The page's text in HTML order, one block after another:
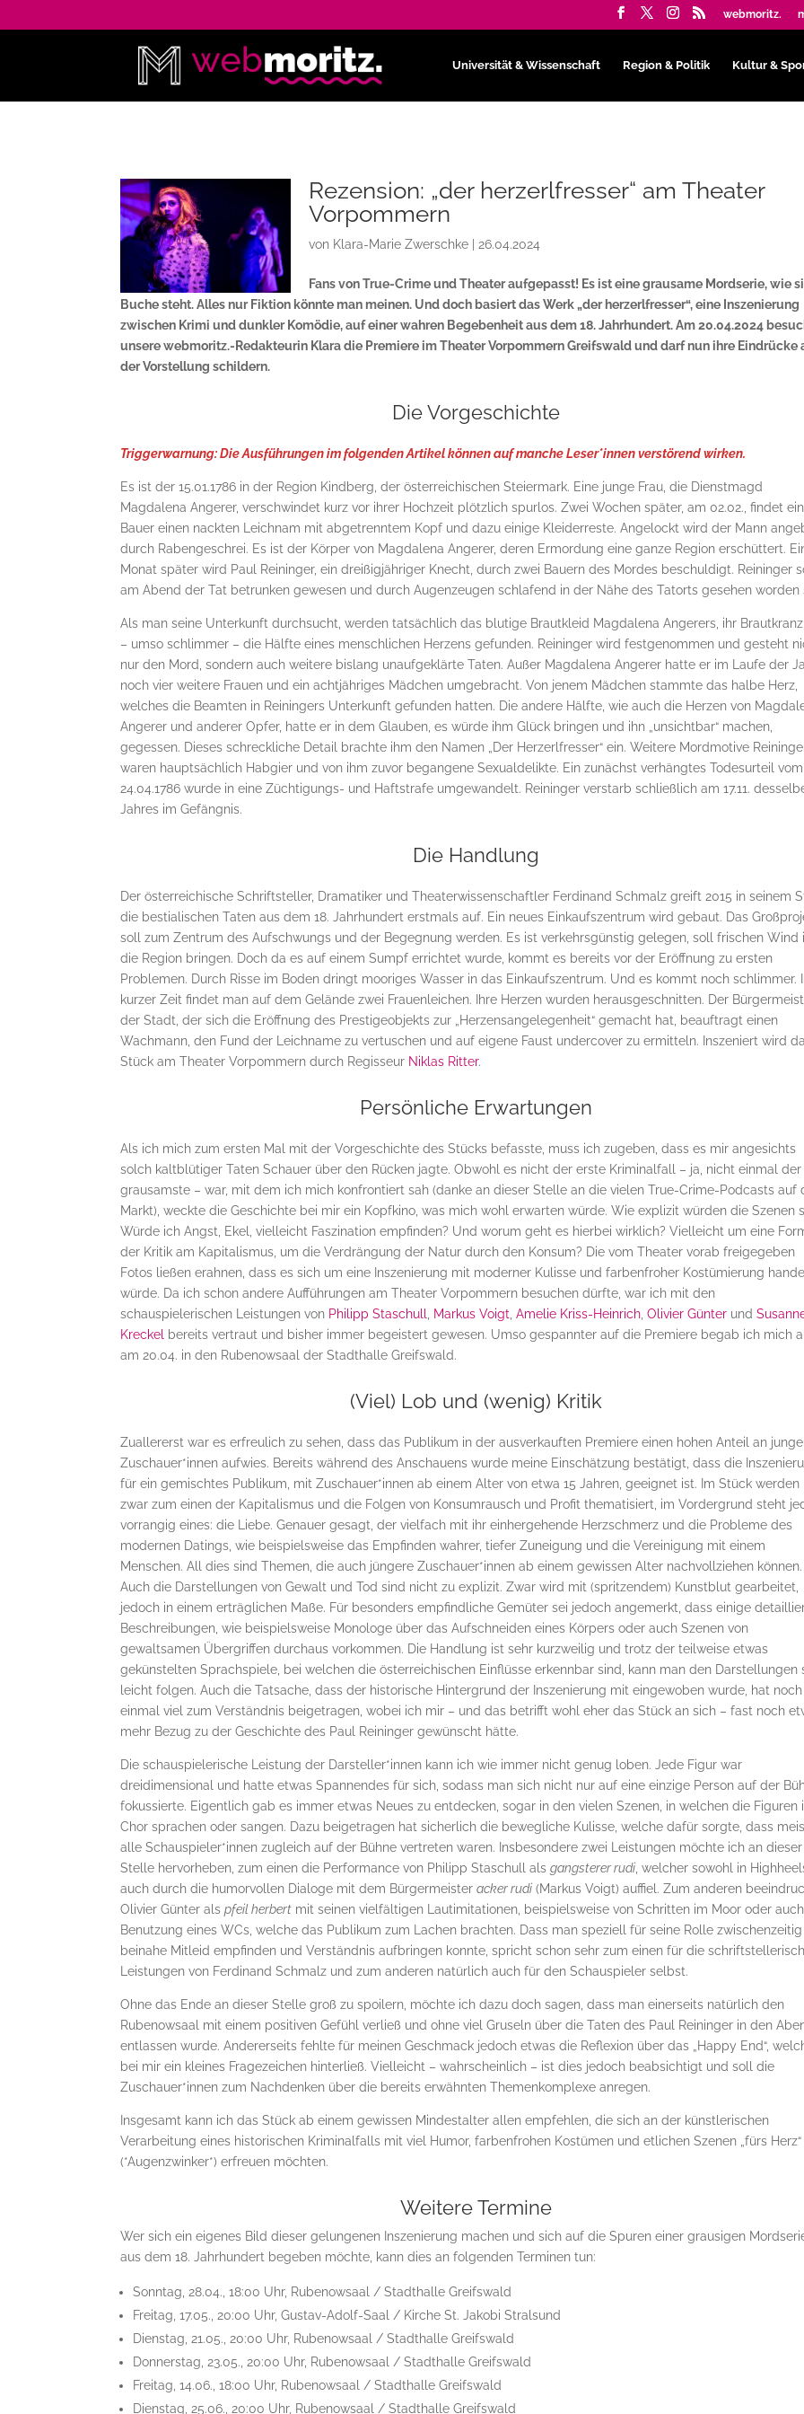
webmoritz.
Universität & Wissenschaft Region & Politik Kultur &
Rezension: „der herzerlfresser“ am Theater
Vorpommern
von Klara-Marie Zwerschke 26.04.2024
Fans von True-Crime und Theater aufgepasst! Es ist eine grausame Mordserie, wie
Buche steht. Alles nur Fiktion könnte man meinen. Und doch basiert das Werk „der herzerlfresser“, eine Inszenierung
zwischen Krimi und dunkler Komödie, auf einer wahren Begebenheit aus dem 18. Jahrhundert. Am 20.04.2024
unsere webmoritz.-Redakteurin Klara die Premiere im Theater Vorpommern Greifswald und darf nun ihre Eindrücke
der Vorstellung schildern.
Die Vorgeschichte
Triggerwarnung: Die Ausführungen im folgenden Artikel können auf manche Leser*innen verstörend wirken.
Es ist der 15.01.1786 in der Region Kindberg, der österreichischen Steiermark. Eine junge Frau, die Dienstmagd
Magdalena Angerer, verschwindet kurz vor ihrer Hochzeit plötzlich spurlos. Zwei Wochen später, am 02.02., findet ein
Bauer einen nackten Leichnam mit abgetrenntem Kopf und dazu einige Kleiderreste. Angelockt wird der Mann
durch Rabengeschrei. Es ist der Körper von Magdalena Angerer, deren Ermordung eine ganze Region erschüttert.
Monat später wird Paul Reininger, ein dreißigjähriger Knecht, durch zwei Bauern des Mordes beschuldigt. Reininger
am Abend der Tat betrunken gewesen und durch Augenzeugen schlafend in der Nähe des Tatorts gesehen worden
Als man seine Unterkunft durchsucht, werden tatsächlich das blutige Brautkleid Magdalena Angerers, ihr
– umso schlimmer – die Hälfte eines menschlichen Herzens gefunden. Reininger wird festgenommen und gesteht
nur den Mord, sondern auch weitere bislang unaufgeklärte Taten. Außer Magdalena Angerer hatte er im Laufe der
noch vier weitere Frauen und ein achtjähriges Mädchen umgebracht. Von jenem Mädchen stammte das halbe Herz,
welches die Beamten in Reiningers Unterkunft gefunden hatten. Die andere Hälfte, wie auch die Herzen von
Angerer und anderer Opfer, hatte er in dem Glauben, es würde ihm Glück bringen und ihn „unsichtbar“ machen,
gegessen. Dieses schreckliche Detail brachte ihm den Namen „Der Herzerlfresser“ ein. Weitere Mordmotive
waren hauptsächlich Habgier und von ihm zuvor begangene Sexualdelikte. Ein zunächst verhängtes Todesurteil vom
24.04.1786 wurde in eine Züchtigungs- und Haftstrafe umgewandelt. Reininger verstarb schließlich am 17.11.
Jahres im Gefängnis.
Die Handlung
Der österreichische Schriftsteller, Dramatiker und Theaterwissenschaftler Ferdinand Schmalz greift 2015 in seinem
die bestialischen Taten aus dem 18. Jahrhundert erstmals auf. Ein neues Einkaufszentrum wird gebaut. Das
soll zum Zentrum des Aufschwungs und der Begegnung werden. Es ist verkehrsgünstig gelegen, soll frischen Wind
die Region bringen. Doch da es auf einem Sumpf errichtet wurde, kommt es bereits vor der Eröffnung zu ersten
Problemen. Durch Risse im Boden dringt mooriges Wasser in das Einkaufszentrum. Und es kommt noch schlimmer.
kurzer Zeit findet man auf dem Gelände zwei Frauenleichen. Ihre Herzen wurden herausgeschnitten. Der
der Stadt, der sich die Eröffnung des Prestigeobjekts zur „Herzensangelegenheit“ gemacht hat, beauftragt einen
Wachmann, den Fund der Leichname zu vertuschen und auf eigene Faust undercover zu ermitteln. Inszeniert wird
Stück am Theater Vorpommern durch Regisseur Niklas Ritter.
Persönliche Erwartungen
Als ich mich zum ersten Mal mit der Vorgeschichte des Stücks befasste, muss ich zugeben, dass es mir angesichts
solch kaltblütiger Taten Schauer über den Rücken jagte. Obwohl es nicht der erste Kriminalfall – ja, nicht einmal der
grausamste – war, mit dem ich mich konfrontiert sah (danke an dieser Stelle an die vielen True-Crime-Podcasts auf
Markt), weckte die Geschichte bei mir ein Kopfkino, was mich wohl erwarten würde. Wie explizit würden die Szenen
Würde ich Angst, Ekel, vielleicht Faszination empfinden? Und worum geht es hierbei wirklich? Vielleicht um eine
der Kritik am Kapitalismus, um die Verdrängung der Natur durch den Konsum? Die vom Theater vorab freigegeben
Fotos ließen erahnen, dass es sich um eine Inszenierung mit moderner Kulisse und farbenfroher Kostümierung
würde. Da ich schon andere Aufführungen am Theater Vorpommern besuchen dürfte, war ich mit den
schauspielerischen Leistungen von Philipp Staschull Markus Voigt ,Amelie Kriss-Heinrich ,Olivier Günter und
Kreckel
bereits vertraut und bisher immer begeistert gewesen. Umso gespannter auf die Premiere begab ich mich
am 20.04. in den Rubenowsaal der Stadthalle Greifswald.
(Viel) Lob und (wenig) Kritik
Zuallererst war es erfreulich zu sehen, dass das Publikum in der ausverkauften Premiere einen hohen Anteil an
Zuschauer*innen aufwies. Bereits während des Anschauens wurde meine Einschätzung bestätigt, dass die
für ein gemischtes Publikum, mit Zuschauer*innen ab einem Alter von etwa 15 Jahren, geeignet ist. Im Stück werden
zwar zum einen der Kapitalismus und die Folgen von Konsumrausch und Profit thematisiert, im Vordergrund steht
vorrangig eines: die Liebe. Genauer gesagt, der vielfach mit ihr einhergehende Herzschmerz und die Probleme des
modernen Datings, wie beispielsweise das Empfinden wahrer, tiefer Zuneigung und die Vereinigung mit einem
Menschen. All dies sind Themen, die auch jüngere Zuschauer*innen ab einem gewissen Alter nachvollziehen können.
Auch die Darstellungen von Gewalt und Tod sind nicht zu explizit. Zwar wird mit (spritzendem) Kunstblut gearbeitet,
jedoch in einem erträglichen Maße. Für besonders empfindliche Gemüter sei jedoch angemerkt, dass einige
Beschreibungen, wie beispielsweise Monologe über das Aufschneiden eines Körpers oder auch Szenen von
gewaltsamen Übergriffen durchaus vorkommen. Die Handlung ist sehr kurzweilig und trotz der teilweise etwas
gekünstelten Sprachspiele, bei welchen die österreichischen Einflüsse erkennbar sind, kann man den Darstellungen
leicht folgen. Auch die Tatsache, dass der historische Hintergrund der Inszenierung mit eingewoben wurde, hat noch
einmal viel zum Verständnis beigetragen, wobei ich mir – und das betrifft wohl eher das Stück an sich – fast noch
mehr Bezug zu der Geschichte des Paul Reininger gewünscht hätte.
Die schauspielerische Leistung der Darsteller*innen kann ich wie immer nicht genug loben. Jede Figur war
dreidimensional und hatte etwas Spannendes für sich, sodass man sich nicht nur auf eine einzige Person auf der
fokussierte. Eigentlich gab es immer etwas Neues zu entdecken, sogar in den vielen Szenen, in welchen die Figuren
Chor sprachen oder sangen. Dazu beigetragen hat sicherlich die bewegliche Kulisse, welche dafür sorgte, dass
alle Schauspieler*innen zugleich auf der Bühne vertreten waren. Insbesondere zwei Leistungen möchte ich an dieser
Stelle hervorheben, zum einen die Performance von Philipp Staschull alsgangsterer rudi , welcher sowohl in
auch durch die humorvollen Dialoge mit dem Bürgermeisteracker rudi (Markus Voigt) auffiel. Zum anderen
Olivier Günter alspfeil herbert mit seinen vielfältigen Lautimitationen, beispielsweise von Schritten im Moor oder
Benutzung eines WCs, welche das Publikum zum Lachen brachten. Dass man speziell für seine Rolle zwischenzeitig
beinahe Mitleid empfinden und Verständnis aufbringen konnte, spricht schon sehr zum einen für die
Leistungen von Ferdinand Schmalz und zum anderen natürlich auch für den Schauspieler selbst.
Ohne das Ende an dieser Stelle groß zu spoilern, möchte ich dazu doch sagen, dass man einerseits natürlich den
Rubenowsaal mit einem positiven Gefühl verließ und ohne viel Gruseln über die Taten des Paul Reininger in den
entlassen wurde. Andererseits fehlte für meinen Geschmack jedoch etwas die Reflexion über das „Happy End“,
bei mir ein kleines Fragezeichen hinterließ. Vielleicht – wahrscheinlich – ist dies jedoch beabsichtigt und soll die
Zuschauer*innen zum Nachdenken über die bereits erwähnten Themenkomplexe anregen.
Insgesamt kann ich das Stück ab einem gewissen Mindestalter allen empfehlen, die sich an der künstlerischen
Verarbeitung eines historischen Kriminalfalls mit viel Humor, farbenfrohen Kostümen und etlichen Szenen „fürs Herz“
(*Augenzwinker*) erfreuen möchten.
Weitere Termine
Wer sich ein eigenes Bild dieser gelungenen Inszenierung machen und sich auf die Spuren einer grausigen
aus dem 18. Jahrhundert begeben möchte, kann dies an folgenden Terminen tun:
Sonntag, 28.04., 18:00 Uhr, Rubenowsaal / Stadthalle Greifswald
Freitag, 17.05., 20:00 Uhr, Gustav-Adolf-Saal / Kirche St. Jakobi Stralsund
Dienstag, 21.05., 20:00 Uhr, Rubenowsaal / Stadthalle Greifswald
Donnerstag, 23.05., 20:00 Uhr, Rubenowsaal / Stadthalle Greifswald
Freitag, 14.06., 18:00 Uhr, Rubenowsaal / Stadthalle Greifswald
Dienstag, 25.06., 20:00 Uhr, Rubenowsaal / Stadthalle Greifswald